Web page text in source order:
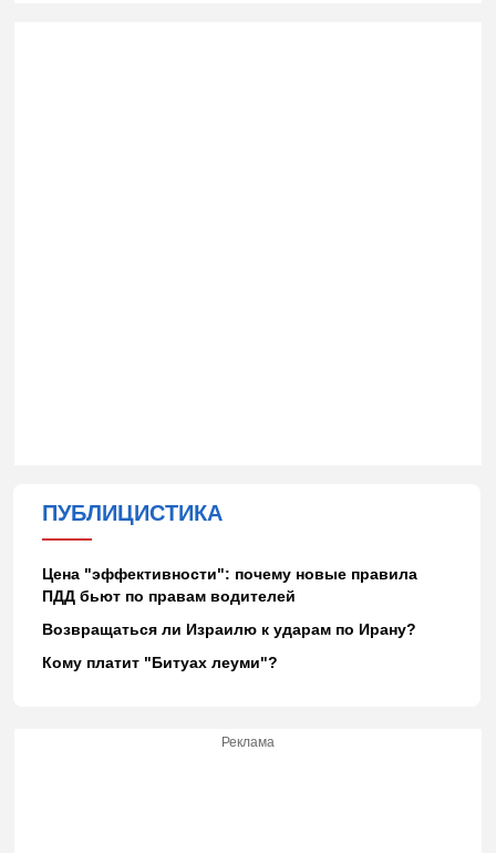
ПУБЛИЦИСТИКА
Цена "эффективности": почему новые правила
ПДД бьют по правам водителей
Возвращаться ли Израилю к ударам по Ирану?
Кому платит "Битуах леуми"?
Реклама